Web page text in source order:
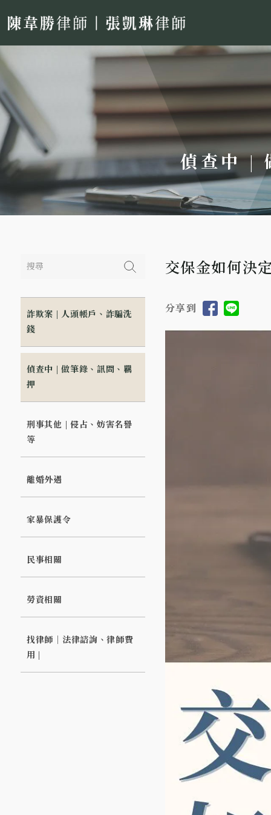
偵查中 |
詐欺案 | 人頭帳戶、詐騙洗
錢
偵查中 | 做筆錄、訊問、羈
押
刑事其他 | 侵占、妨害名譽
等
離婚外遇
家暴保護令
民事相關
勞資相關
找律師｜法律諮詢、律師費
用 |
交保金如何決
分享到